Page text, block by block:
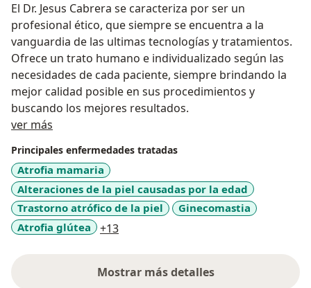
El Dr. Jesus Cabrera se caracteriza por ser un
profesional ético, que siempre se encuentra a la
vanguardia de las ultimas tecnologías y tratamientos.
Ofrece un trato humano e individualizado según las
necesidades de cada paciente, siempre brindando la
mejor calidad posible en sus procedimientos y
buscando los mejores resultados.
ver más
Principales enfermedades tratadas
Atrofia mamaria
Alteraciones de la piel causadas por la edad
Trastorno atrófico de la piel
Ginecomastia
Atrofia glútea
+13a11y_sr_more_diseases
Mostrar más detalles
sobre la experiencia